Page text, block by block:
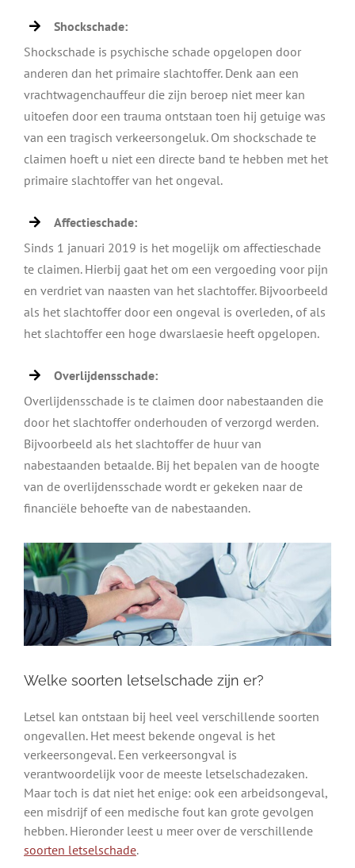
Shockschade:
Shockschade is psychische schade opgelopen door
anderen dan het primaire slachtoffer. Denk aan een
vrachtwagenchauffeur die zijn beroep niet meer kan
uitoefen door een trauma ontstaan toen hij getuige was
van een tragisch verkeersongeluk. Om shockschade te
claimen hoeft u niet een directe band te hebben met het
primaire slachtoffer van het ongeval.
Affectieschade:
Sinds 1 januari 2019 is het mogelijk om affectieschade
te claimen. Hierbij gaat het om een vergoeding voor pijn
en verdriet van naasten van het slachtoffer. Bijvoorbeeld
als het slachtoffer door een ongeval is overleden, of als
het slachtoffer een hoge dwarslaesie heeft opgelopen.
Overlijdensschade:
Overlijdensschade is te claimen door nabestaanden die
door het slachtoffer onderhouden of verzorgd werden.
Bijvoorbeeld als het slachtoffer de huur van
nabestaanden betaalde. Bij het bepalen van de hoogte
van de overlijdensschade wordt er gekeken naar de
financiële behoefte van de nabestaanden.
Welke soorten letselschade zijn er?
Letsel kan ontstaan bij heel veel verschillende soorten
ongevallen. Het meest bekende ongeval is het
verkeersongeval. Een verkeersongval is
verantwoordelijk voor de meeste letselschadezaken.
Maar toch is dat niet het enige: ook een arbeidsongeval,
een misdrijf of een medische fout kan grote gevolgen
hebben. Hieronder leest u meer over de verschillende
soorten letselschade.